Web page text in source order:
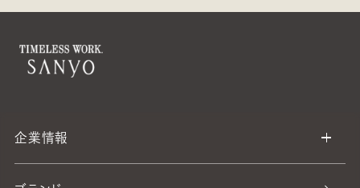
企業情報